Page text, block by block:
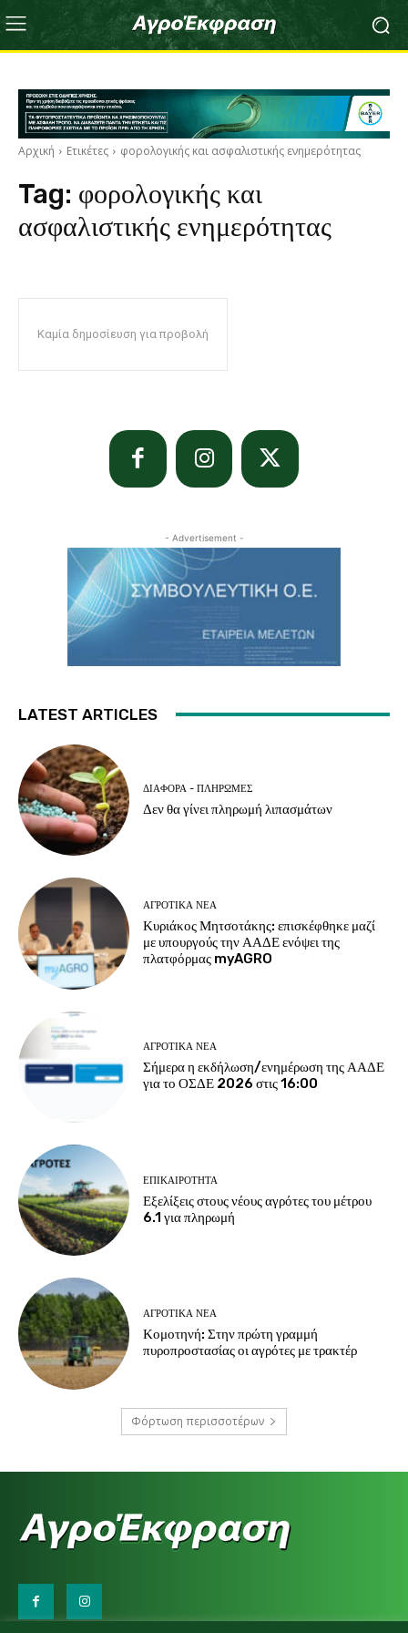
Αρχική Ετικέτες φορολογικής και ασφαλιστικής ενημερότητας
Tag: φορολογικής και
ασφαλιστικής ενημερότητας
Καμία δημοσίευση για προβολή
- Advertisement -
LATEST ARTICLES
ΔΙΆΦΟΡΑ - ΠΛΗΡΩΜΈΣ
Δεν θα γίνει πληρωμή λιπασμάτων
ΑΓΡΟΤΙΚΆ ΝΈΑ
Κυριάκος Μητσοτάκης: επισκέφθηκε μαζί
με υπουργούς την ΑΑΔΕ ενόψει της
πλατφόρμας myAGRO
ΑΓΡΟΤΙΚΆ ΝΈΑ
Σήμερα η εκδήλωση/ενημέρωση της ΑΑΔΕ
για το ΟΣΔΕ 2026 στις 16:00
ΕΠΙΚΑΙΡΌΤΗΤΑ
Εξελίξεις στους νέους αγρότες του μέτρου
6.1 για πληρωμή
ΑΓΡΟΤΙΚΆ ΝΈΑ
Κομοτηνή: Στην πρώτη γραμμή
πυροπροστασίας οι αγρότες με τρακτέρ
Φόρτωση περισσοτέρων